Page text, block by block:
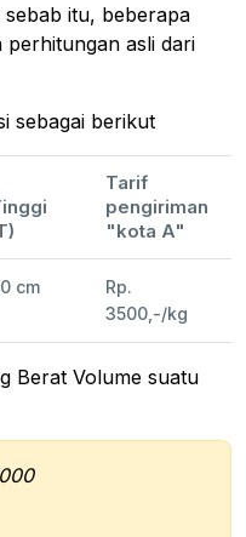
itu, beberapa
asli dari
sebagai berikut
Tarif
pengiriman
"kota A"
cm
Rp.
3500,-/kg
Berat Volume suatu